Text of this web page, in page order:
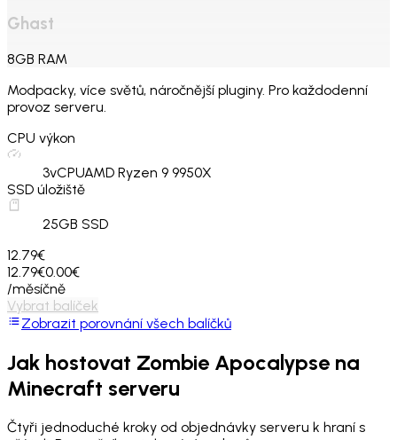
Ghast
8GB RAM
Modpacky, více světů, náročnější pluginy. Pro každodenní
provoz serveru.
CPU výkon
3vCPUAMD Ryzen 9 9950X
SSD úložiště
25GB SSD
12.79€
12.79€0.00€
/měsíčně
Vybrat balíček
Zobrazit porovnání všech balíčků
Jak hostovat Zombie Apocalypse na
Minecraft serveru
Čtyři jednoduché kroky od objednávky serveru k hraní s